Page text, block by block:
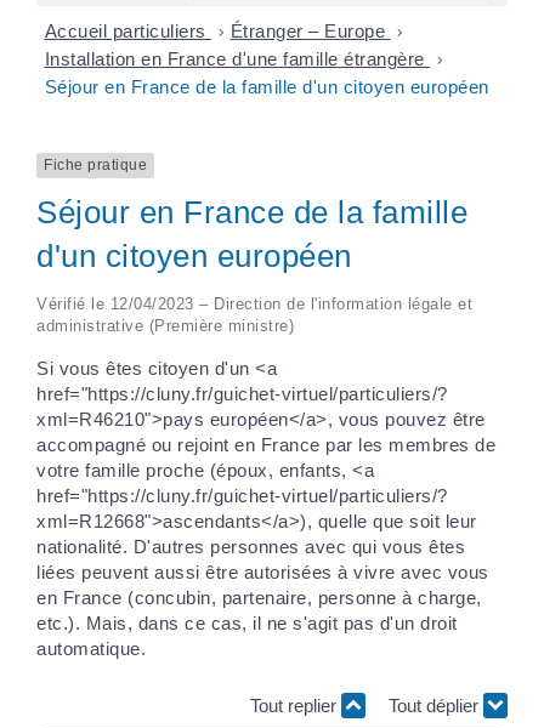
Accueil particuliers > Étranger – Europe >
Installation en France d'une famille étrangère >
Séjour en France de la famille d'un citoyen européen
Fiche pratique
Séjour en France de la famille
d'un citoyen européen
Vérifié le 12/04/2023 – Direction de l'information légale et
administrative (Première ministre)
Si vous êtes citoyen d'un <a
href="https://cluny.fr/guichet-virtuel/particuliers/?
xml=R46210">pays européen</a>, vous pouvez être
accompagné ou rejoint en France par les membres de
votre famille proche (époux, enfants, <a
href="https://cluny.fr/guichet-virtuel/particuliers/?
xml=R12668">ascendants</a>), quelle que soit leur
nationalité. D'autres personnes avec qui vous êtes
liées peuvent aussi être autorisées à vivre avec vous
en France (concubin, partenaire, personne à charge,
etc.). Mais, dans ce cas, il ne s'agit pas d'un droit
automatique.
Tout replier Tout déplier